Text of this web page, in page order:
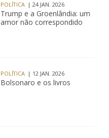
POLÍTICA | 24 JAN. 2026
Trump e a Groenlândia: um
amor não correspondido
POLÍTICA | 12 JAN. 2026
Bolsonaro e os livros